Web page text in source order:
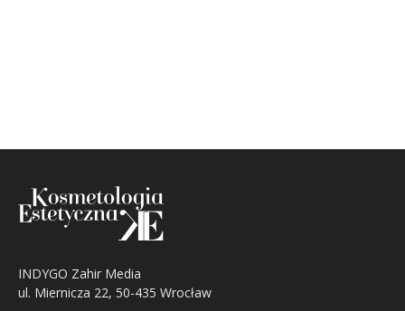
INDYGO Zahir Media
ul. Miernicza 22, 50-435 Wrocław